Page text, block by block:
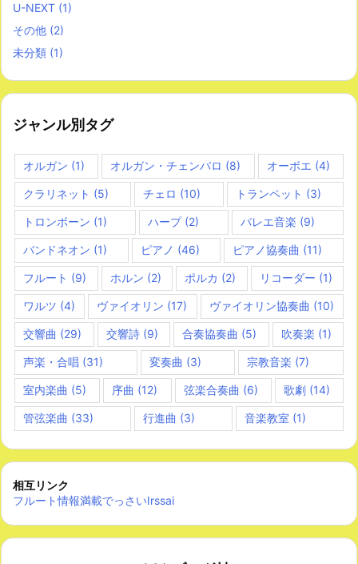
U-NEXT (1)
その他 (2)
未分類 (1)
ジャンル別タグ
オルガン (1) オルガン・チェンバロ (8) オーボエ (4)
クラリネット (5) チェロ (10) トランペット (3)
トロンボーン (1) ハープ(2) バレエ音楽 (9)
バンドネオン (1) ピアノ (46) ピアノ協奏曲 (11)
フルート (9) ホルン (2) ポルカ (2) リコーダー (1)
ワルツ (4) ヴァイオリン (17) ヴァイオリン協奏曲 (10)
交響曲 (29) 交響詩(9) 合奏協奏曲 (5) 吹奏楽 (1)
声楽・合唱 (31) 変奏曲 (3) 宗教音楽 (7)
室内楽曲 (5) 序曲 (12) 弦楽合奏曲 (6) 歌劇(14)
管弦楽曲 (33) 行進曲 (3) 音楽教室 (1)
相互リンク
フルート情報満載でっさいIrssai